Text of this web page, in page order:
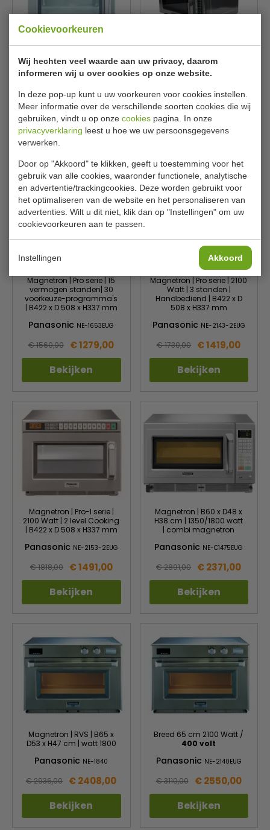
Cookievoorkeuren
Wij hechten veel waarde aan uw privacy, daarom
informeren wij u over cookies op onze website.
In deze pop-up kunt u uw voorkeuren voor cookies instellen.
Meer informatie over de verschillende soorten cookies die wij
gebruiken, vindt u op onze cookies pagina. In onze
privacyverklaring leest u hoe we uw persoonsgegevens
verwerken.
Door op "Akkoord" te klikken, geeft u toestemming voor het
gebruik van alle cookies, waaronder functionele, analytische
en advertentie/trackingcookies. Deze worden gebruikt voor
het optimaliseren van de website en het personaliseren van
advertenties. Wilt u dit niet, klik dan op "Instellingen" om uw
cookievoorkeuren aan te passen.
Instellingen Akkoord
Magnetron | Pro serie | 340
/ 800 / 1600 Watt | B422 x D
508 x H337 mm
Panasonic NE-1643EUG
€ 1455,00 € 1193,00
Bekijken
Magnetron | 1800 Watt |
B55 x D53 x H37 cm |
inhoud 34 liter
MenumasterCM743
€ 1611,99 € 1257,00
Bekijken
Magnetron | Pro serie | 15
vermogen standen| 30
voorkeuze-programma's
| B422 x D 508 x H337 mm
Panasonic NE-1653EUG
€ 1560,00 € 1279,00
Bekijken
Magnetron | Pro serie | 2100
Watt | 3 standen |
Handbediend | B422 x D
508 x H337 mm
Panasonic NE-2143-2EUG
€ 1730,00 € 1419,00
Bekijken
Magnetron | Pro-I serie |
2100 Watt | 2 level Cooking
| B422 x D 508 x H337 mm
Panasonic NE-2153-2EUG
€ 1818,00 € 1491,00
Bekijken
Magnetron | B60 x D48 x
H38 cm | 1350/1800 watt
| combi magnetron
Panasonic NE-C1475EUG
€ 2891,00 € 2371,00
Bekijken
Magnetron | RVS | B65 x
D53 x H47 cm | watt 1800
Panasonic NE-1840
€ 2936,00 € 2408,00
Bekijken
Breed 65 cm 2100 Watt /
400 volt
Panasonic NE-2140EUG
€ 3110,00 € 2550,00
Bekijken